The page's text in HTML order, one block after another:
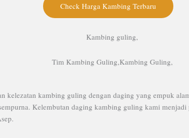
Check Harga Kambing Terbaru
kelezatan kambing guling dengan daging yang empuk
Kelembutan daging kambing guling kami